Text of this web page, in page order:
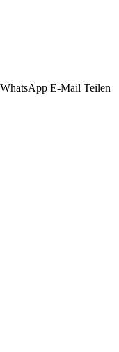
WhatsApp E-Mail Teilen